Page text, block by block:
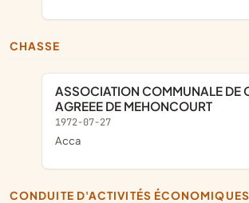
CHASSE
ASSOCIATION COMMUNALE DE CHASSE
AGREEE DE MEHONCOURT
1972-07-27
acca
CONDUITE D'ACTIVITÉS ÉCONOMIQUES